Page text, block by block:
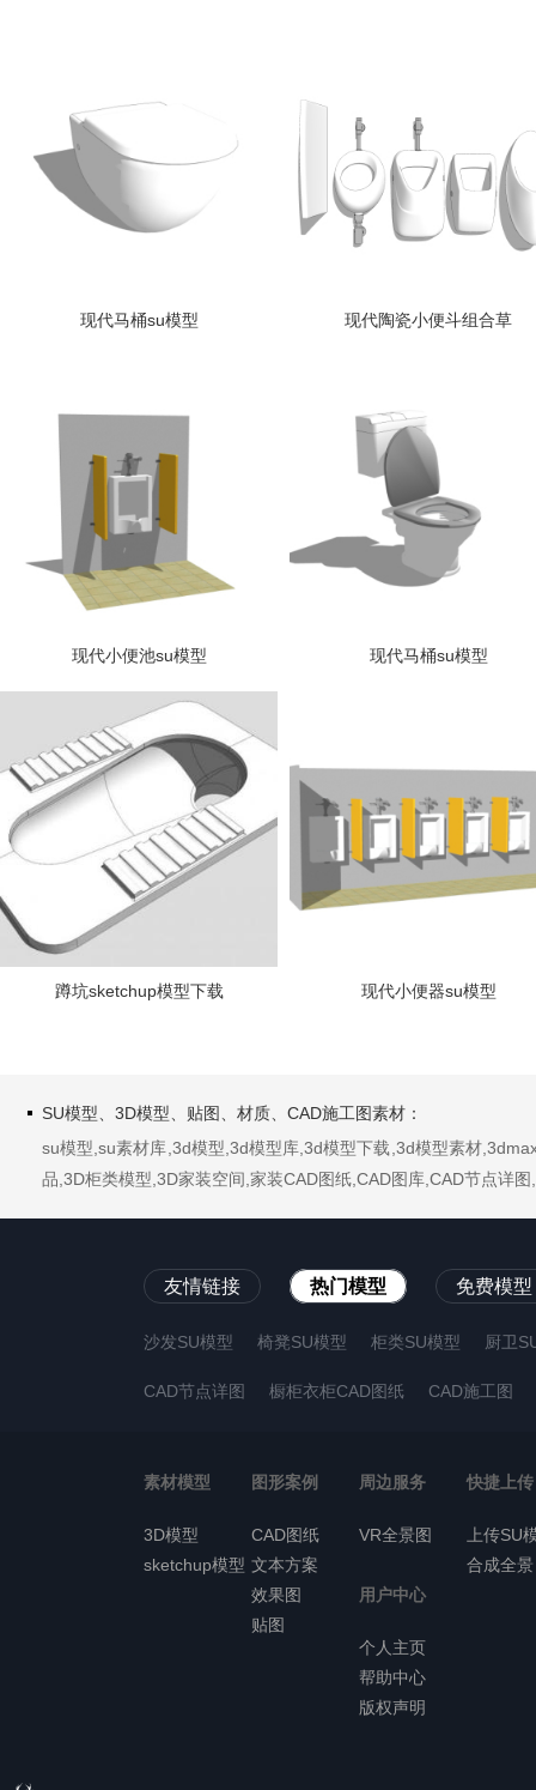
现代马桶su模型 现代陶瓷小便斗组合草
现代小便池su模型 现代马桶su模型
蹲坑sketchup模型下载 现代小便器su模型
SU模型、3D模型、贴图、材质、CAD施工图素材：
su模型,su素材库,3d模型,3d模型库,3d模型下载,3d模型素材
品,3D柜类模型,3D家装空间,家装CAD图纸,CAD图库,CAD节点详
友情链接 热门模型 免费模型
沙发SU模型 椅凳SU模型 柜类SU模型 厨卫
CAD节点详图 橱柜衣柜CAD图纸 CAD施工图
素材模型
3D模型
sketchup模型
图形案例
CAD图纸
文本方案
效果图
贴图
周边服务
VR全景图
快捷上传
上传SU
合成全景
用户中心
个人主页
帮助中心
版权声明